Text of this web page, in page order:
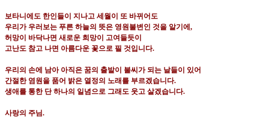
보타니에도 한인들이 지나고 세월이 또 바뀌어도
우리가 우러보는 푸른 하늘의 뜻은 영원불변인 것을 알기에 ,
허망이 바닥나면 새로운 희망이 고여들듯이
고난도 참고 나면 아름다운 꽃으로 필 것입니다.
우리의 손에 남아 아직은 꿈의 출발이 불씨가 되는 날들이 있어
간절한 염원을 품어 밝은 열정의 노래를 부르겠습니다.
생애를 통한 단 하나의 일념으로 그래도 웃고 살겠습니다.
사랑의 주님.